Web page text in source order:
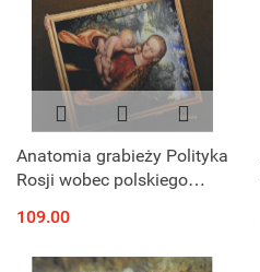
Anatomia grabieży Polityka
Rosji wobec polskiego
do XXI wieku
109.00